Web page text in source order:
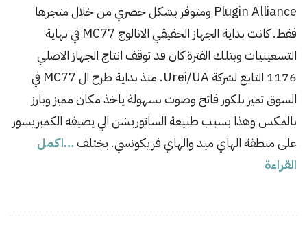
s
h
a
t
e
Plugin Alliance ومتوفر بشكل حصري من خلال متجرها
فقط. كانت بداية الجهاز الحقيقي الانالوج MC77 في نهاية
التسعينيات وبتلك الفترة كان قد توقف انتاج الجهاز الاصلي
1176 التابع لشركة Urei/UA. منذ بداية طرح ال MC77 في
السوق تميز بلكور فاتح وصوت بسهولة ياخذ مكان مميز وبارز
بالمكس وهذا بسبب طبيعة الساتوريشن الي يضيفه الكمبريسور
على منطقة الهاي ميد والهاي فريكونسي. يختلف…اكمل
القراءة